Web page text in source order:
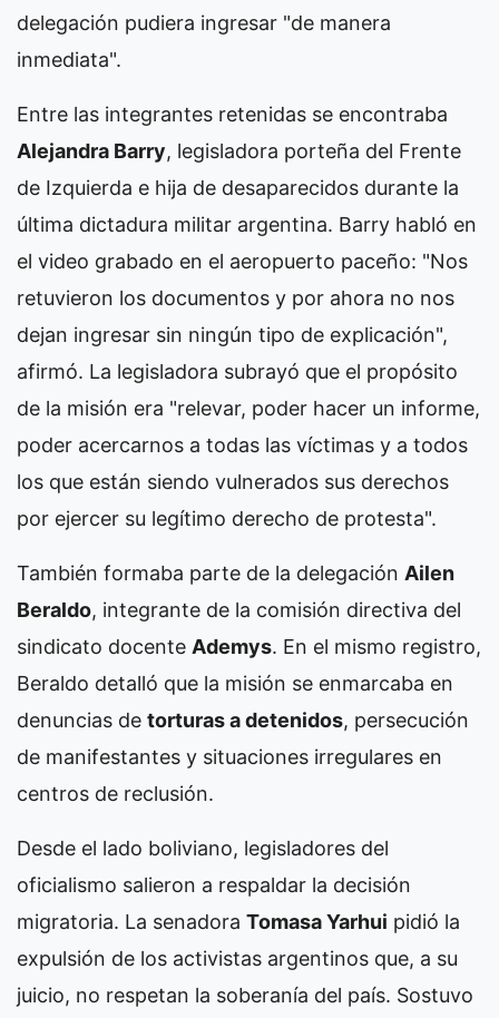
delegación pudiera ingresar "de manera
inmediata".
Entre las integrantes retenidas se encontraba
Alejandra Barry, legisladora porteña del Frente
de Izquierda e hija de desaparecidos durante la
última dictadura militar argentina. Barry habló en
el video grabado en el aeropuerto paceño: "Nos
retuvieron los documentos y por ahora no nos
dejan ingresar sin ningún tipo de explicación",
afirmó. La legisladora subrayó que el propósito
de la misión era "relevar, poder hacer un informe,
poder acercarnos a todas las víctimas y a todos
los que están siendo vulnerados sus derechos
por ejercer su legítimo derecho de protesta".
También formaba parte de la delegación Ailen
Beraldo, integrante de la comisión directiva del
sindicato docente Ademys. En el mismo registro,
Beraldo detalló que la misión se enmarcaba en
denuncias de torturas a detenidos, persecución
de manifestantes y situaciones irregulares en
centros de reclusión.
Desde el lado boliviano, legisladores del
oficialismo salieron a respaldar la decisión
migratoria. La senadora Tomasa Yarhui pidió la
expulsión de los activistas argentinos que, a su
juicio, no respetan la soberanía del país. Sostuvo